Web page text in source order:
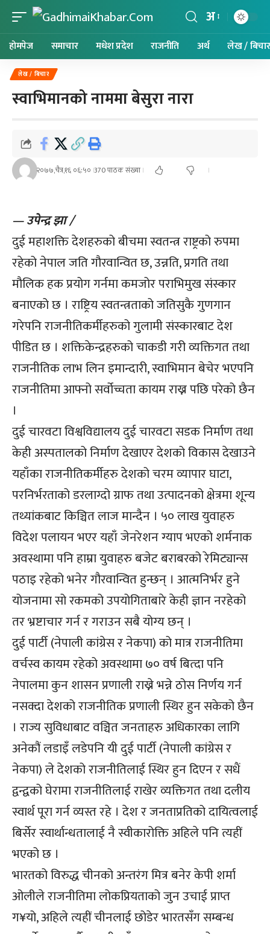
अ
होमपेज समाचार मधेश प्रदेश राजनीति अर्थ लेख / बिचार
लेख / बिचार
स्वाभिमानको नाममा बेसुरा नारा
२०७७,चैत्र,१६ ०६:५० 370 पाठक संख्या
— उपेन्द्र झा /
दुई महाशक्ति देशहरुको बीचमा स्वतन्त्र राष्ट्रको रुपमा
रहेको नेपाल जति गौरवान्वित छ, उन्नति, प्रगति तथा
मौलिक हक प्रयोग गर्नमा कमजोर पराभिमुख संस्कार
बनाएको छ । राष्ट्रिय स्वतन्त्रताको जतिसुकै गुणगान
गरेपनि राजनीतिकर्मीहरुको गुलामी संस्कारबाट देश
पीडित छ । शक्तिकेन्द्रहरुको चाकडी गरी व्यक्तिगत तथा
राजनीतिक लाभ लिन इमान्दारी, स्वाभिमान बेचेर भएपनि
राजनीतिमा आफ्नो सर्वोच्चता कायम राख्न पछि परेको छैन
।
दुई चारवटा विश्वविद्यालय दुई चारवटा सडक निर्माण तथा
केही अस्पतालको निर्माण देखाएर देशको विकास देखाउने
यहाँका राजनीतिकर्मीहरु देशको चरम व्यापार घाटा,
परनिर्भरताको डरलाग्दो ग्राफ तथा उत्पादनको क्षेत्रमा शून्य
तथ्यांकबाट किञ्चित लाज मान्दैन । ५० लाख युवाहरु
विदेश पलायन भएर यहाँ जेनरेशन ग्याप भएको शर्मनाक
अवस्थामा पनि हाम्रा युवाहरु बजेट बराबरको रेमिट्यान्स
पठाइ रहेको भनेर गौरवान्वित हुन्छन् । आत्मनिर्भर हुने
योजनामा सो रकमको उपयोगिताबारे केही ज्ञान नरहेको
तर भ्रष्टाचार गर्न र गराउन सबै योग्य छन् ।
दुई पार्टी (नेपाली कांग्रेस र नेकपा) को मात्र राजनीतिमा
वर्चस्व कायम रहेको अवस्थामा ७० वर्ष बित्दा पनि
नेपालमा कुन शासन प्रणाली राख्ने भन्ने ठोस निर्णय गर्न
नसक्दा देशको राजनीतिक प्रणाली स्थिर हुन सकेको छैन
। राज्य सुविधाबाट वञ्चित जनताहरु अधिकारका लागि
अनेकौं लडाइँ लडेपनि यी दुई पार्टी (नेपाली कांग्रेस र
नेकपा) ले देशको राजनीतिलाई स्थिर हुन दिएन र सधैं
द्वन्द्वको घेरामा राजनीतिलाई राखेर व्यक्तिगत तथा दलीय
स्वार्थ पूरा गर्न व्यस्त रहे । देश र जनताप्रतिको दायित्वलाई
बिर्सेर स्वार्थान्धतालाई नै स्वीकारोक्ति अहिले पनि त्यहीं
भएको छ ।
भारतको विरुद्ध चीनको अन्तरंग मित्र बनेर केपी शर्मा
ओलीले राजनीतिमा लोकप्रियताको जुन उचाई प्राप्त
ग¥यो, अहिले त्यहीं चीनलाई छोडेर भारतसँग सम्बन्ध